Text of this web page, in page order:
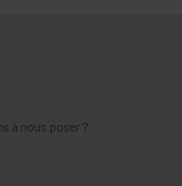
à nous poser ?